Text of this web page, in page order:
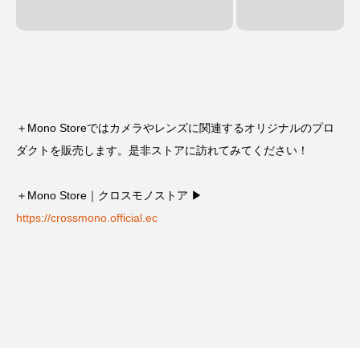
＋Mono Storeではカメラやレンズに関連するオリジナルのプロ
ダクトを販売します。是非ストアに訪れてみてください！
＋Mono Store｜クロスモノストア ▶︎
https://crossmono.official.ec